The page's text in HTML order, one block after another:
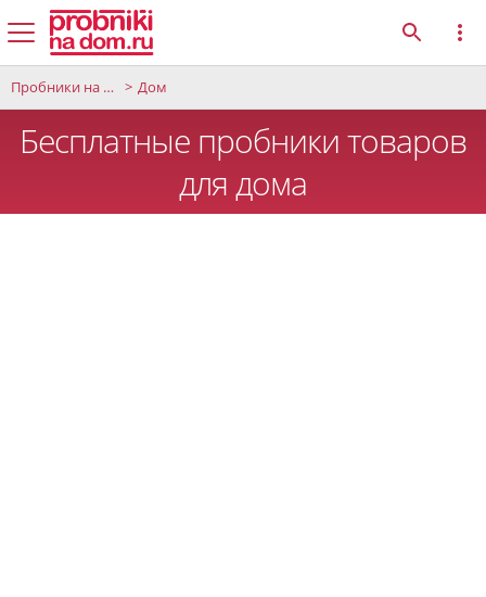
Пробники на дом Дом
Бесплатные пробники товаров
для дома